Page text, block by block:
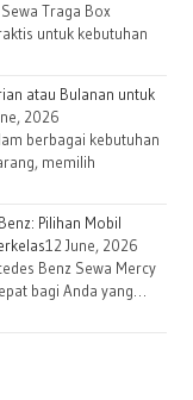
Traga Box
untuk kebutuhan
atau Bulanan untuk
2026
berbagai kebutuhan
memilih
Pilihan Mobil
12 June, 2026
Benz Sewa Mercy
bagi Anda yang…